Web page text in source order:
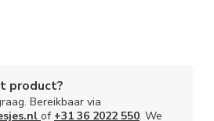
product?
Bereikbaar via
of +31 36 2022 550. We